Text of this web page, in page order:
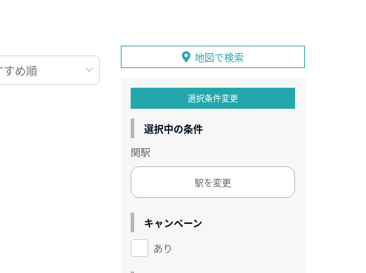
地図で検索
選択条件変更
選択中の条件
関駅
駅を変更
キャンペーン
あり